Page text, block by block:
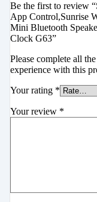
Be the first to review
App Control,Sunrise
Mini Bluetooth
Clock G63”
Please complete all
experience with this
Your rating *
Your review *